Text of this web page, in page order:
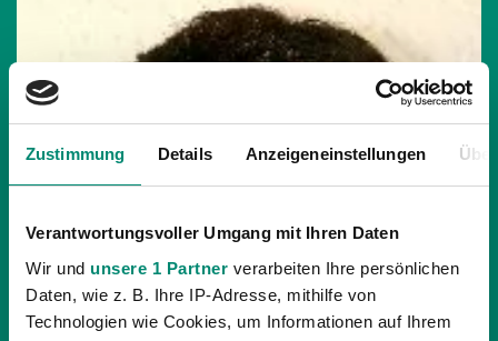
Zustimmung Details Anzeigeneinstellungen
Verantwortungsvoller Umgang mit Ihren Daten
Wir und unsere 1 Partner verarbeiten Ihre persönlichen
Daten, wie z. B. Ihre IP-Adresse, mithilfe von
Technologien wie Cookies, um Informationen auf Ihrem